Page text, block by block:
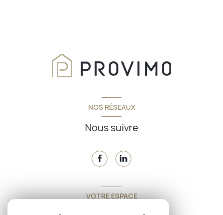
NOS RÉSEAUX
Nous suivre
VOTRE ESPACE